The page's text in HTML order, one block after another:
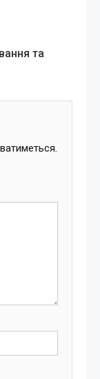
та